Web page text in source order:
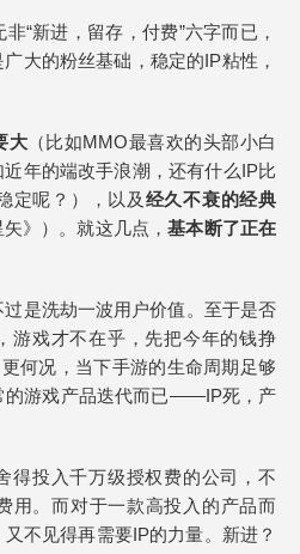
“新进，留存，付费”六字而已，
大的粉丝基础，稳定的IP粘性，
大（比如MMO最喜欢的头部小白
近年的端改手浪潮，还有什么IP比
定呢？），以及 经久不衰的经典
矢》）。就这几点，基本断了正在
是洗劫一波用户价值。至于是否
游戏才不在乎，先把今年的钱挣
何况，当下手游的生命周期足够
的游戏产品迭代而已——IP死，产
得投入千万级授权费的公司，不
用。而对于一款高投入的产品而
不见得再需要IP的力量。新进？